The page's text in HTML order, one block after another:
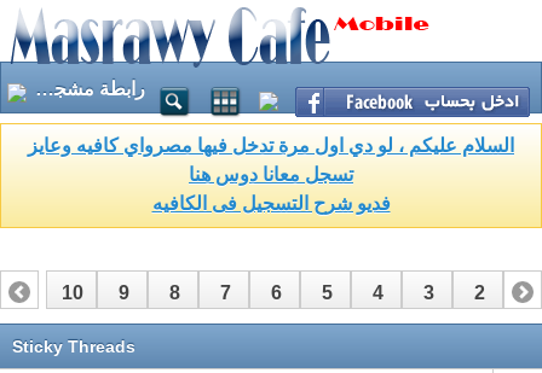
رابطة مشجعى الملائكة البيض
السلام عليكم ، لو دي اول مرة تدخل فيها مصرواي كافيه وعايز
تسجل معانا دوس هنا
فديو شرح التسجيل فى الكافيه
1
2
3
4
5
6
7
8
9
10
Sticky Threads